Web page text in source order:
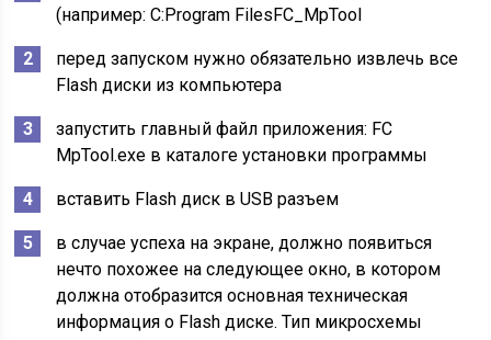
(например: C:Program FilesFC_MpTool
перед запуском нужно обязательно извлечь все
Flash диски из компьютера
запустить главный файл приложения: FC
MpTool.exe в каталоге установки программы
вставить Flash диск в USB разъем
в случае успеха на экране, должно появиться
нечто похожее на следующее окно, в котором
должна отобразится основная техническая
информация о Flash диске. Тип микросхемы